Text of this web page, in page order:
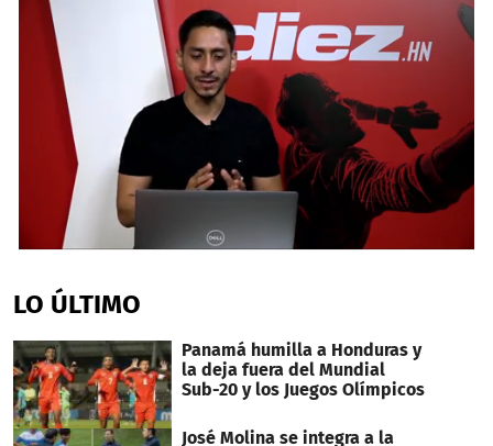
of
2
14
seconds
LO ÚLTIMO
Panamá humilla a Honduras y
la deja fuera del Mundial
Sub-20 y los Juegos Olímpicos
José Molina se integra a la